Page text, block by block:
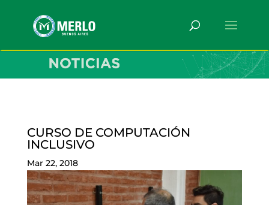
CURSO DE COMPUTACIÓN
INCLUSIVO
Mar 22, 2018